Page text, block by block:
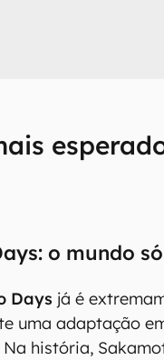
o mundo
Days já é
uma adaptação
história,